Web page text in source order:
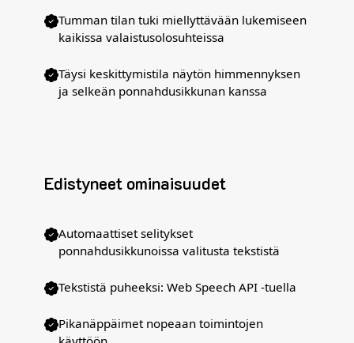
Tumman tilan tuki miellyttävään lukemiseen
kaikissa valaistusolosuhteissa
Täysi keskittymistila näytön himmennyksen
ja selkeän ponnahdusikkunan kanssa
Edistyneet ominaisuudet
Automaattiset selitykset
ponnahdusikkunoissa valitusta tekstistä
Tekstistä puheeksi: Web Speech API -tuella
Pikanäppäimet nopeaan toimintojen